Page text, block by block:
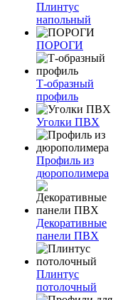
Плинтус
напольный
ПОРОГИ
Т-образный
профиль
Уголки ПВХ
Профиль из
дюрополимера
Декоративные
панели ПВХ
Плинтус
потолочный